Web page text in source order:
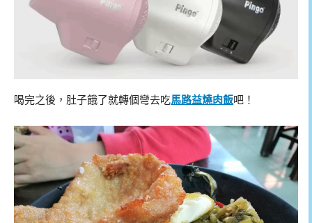
喝完之後，肚子餓了就轉個彎去吃馬路益燒肉飯吧！